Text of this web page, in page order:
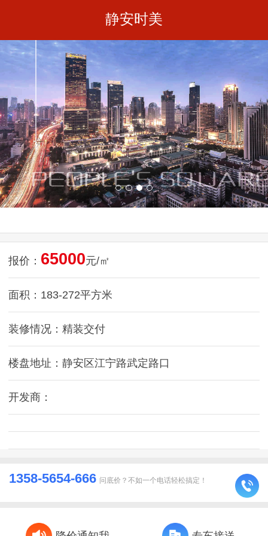
静安时美
报价： 65000元/㎡
面积：183-272平方米
装修情况：精装交付
楼盘地址：静安区江宁路武定路口
开发商：
1358-5654-666 问底价？不如一个电话轻松搞定！